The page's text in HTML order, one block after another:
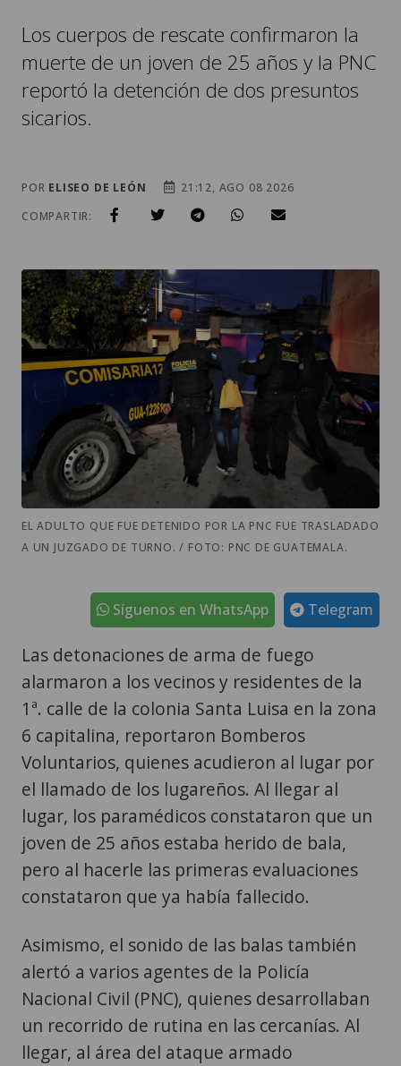
Los cuerpos de rescate confirmaron la
muerte de un joven de 25 años y la PNC
reportó la detención de dos presuntos
sicarios.
POR ELISEO DE LEÓN
21:12, AGO 08 2026
COMPARTIR:
EL ADULTO QUE FUE DETENIDO POR LA PNC FUE TRASLADADO
A UN JUZGADO DE TURNO. / FOTO: PNC DE GUATEMALA.
Telegram
Síguenos en WhatsApp
Las detonaciones de arma de fuego
alarmaron a los vecinos y residentes de la
1ª. calle de la colonia Santa Luisa en la zona
6 capitalina, reportaron Bomberos
Voluntarios, quienes acudieron al lugar por
el llamado de los lugareños. Al llegar al
lugar, los paramédicos constataron que un
joven de 25 años estaba herido de bala,
pero al hacerle las primeras evaluaciones
constataron que ya había fallecido.
Asimismo, el sonido de las balas también
alertó a varios agentes de la Policía
Nacional Civil (PNC), quienes desarrollaban
un recorrido de rutina en las cercanías. Al
llegar, al área del ataque armado